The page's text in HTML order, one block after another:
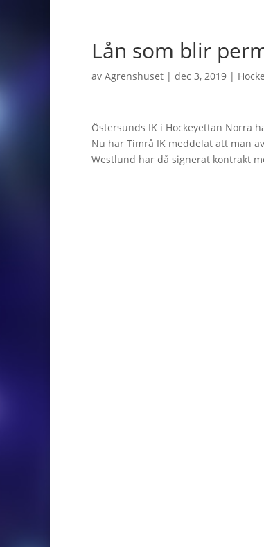
Lån som blir
av Agrenshuset | dec 3, 2019 |
Östersunds IK i Hockeyettan Norra
Nu har Timrå IK meddelat att man
Westlund har då signerat kontrakt